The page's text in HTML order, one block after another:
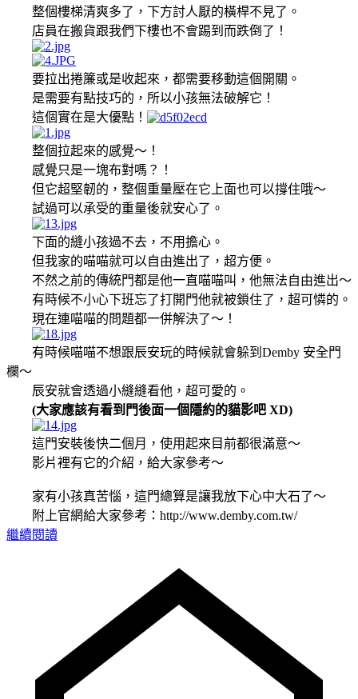
整個樓梯清爽多了，下方討人厭的橫桿不見了。
店員在搬貨跟我們下樓也不會踢到而跌倒了！
要拉出捲簾或是收起來，都需要移動這個開關。
是需要有點技巧的，所以小孩無法破解它！
這個實在是大優點！
整個拉起來的感覺～！
感覺只是一塊布對嗎？！
但它超堅韌的，整個重量壓在它上面也可以撐住哦～
試過可以承受的重量後就安心了。
下面的縫小孩過不去，不用擔心。
但我家的喵喵就可以自由進出了，超方便。
不然之前的傳統門都是他一直喵喵叫，他無法自由進出～
有時候不小心下班忘了打開門他就被鎖住了，超可憐的。
現在連喵喵的問題都一併解決了～！
有時候喵喵不想跟辰安玩的時候就會躲到Demby 安全門
欄～
辰安就會透過小縫縫看他，超可愛的。
(大家應該有看到門後面一個隱約的貓影吧 XD)
這門安裝後快二個月，使用起來目前都很滿意～
影片裡有它的介紹，給大家參考～
家有小孩真苦惱，這門總算是讓我放下心中大石了～
附上官網給大家參考：http://www.demby.com.tw/
繼續閱讀